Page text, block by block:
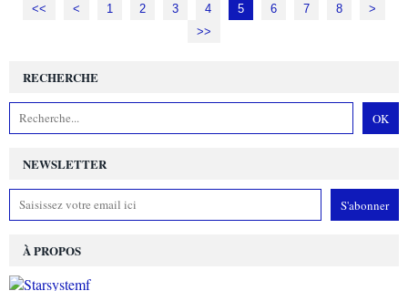
<< < 1 2 3 4 5 6 7 8
>
>>
NEWSLETTER
RECHERCHE
À PROPOS